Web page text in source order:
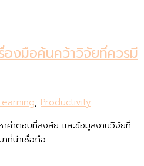
องมือค้นคว้าวิจัยที่ควรมี
, Productivity
คำตอบที่สงสัย และข้อมูลงานวิจัยที่
ที่น่าเชื่อถือ